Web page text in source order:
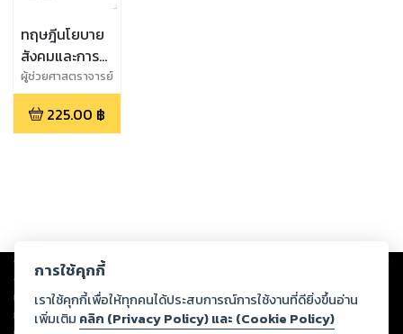
ทฤษฎีนโยบาย
สังคมและการ
วิพากษ์นโยบาย
ผู้ช่วยศาสตราจารย์
ดร.กมเลศ โพธิ
กนิษฐ225.00 ฿
Copyright © 2026
ต่อผลงานหรือเนื้อหาใดที่อัปโหลดผ่านเว็บไซต์และปรากฏว่าละเมิดสิทธิใน
ทรัพย์สินทางปัญญาของบุคคลอื่นหรือขัดต่อกฎหมายและศีลธรรม ดังนั้น ผู้อ่าน
ทุกท่านโปรดใช้วิจารณญาณในการกลั่นกรองด้วยตนเอง และหากท่านพบว่าส่วน
การใช้คุกกี้
เราใช้คุกกี้เพื่อให้ทุกคนได้ประสบการณ์การใช้งานที่ดียิ่งขึ้นอ่าน
เพิ่มเติม คลิก (Privacy Policy) และ (Cookie Policy)